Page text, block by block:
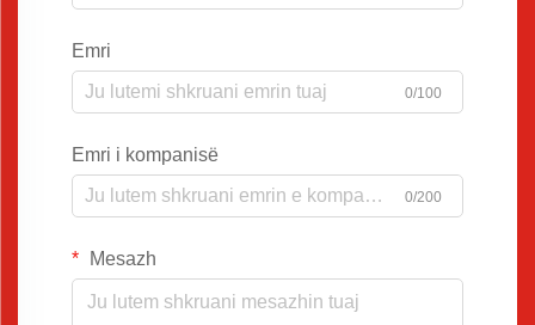
Emri
0/100
Emri i kompanisë
0/200
Mesazh